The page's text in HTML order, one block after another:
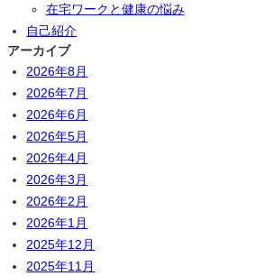
在宅ワークと健康の悩み
自己紹介
アーカイブ
2026年8月
2026年7月
2026年6月
2026年5月
2026年4月
2026年3月
2026年2月
2026年1月
2025年12月
2025年11月